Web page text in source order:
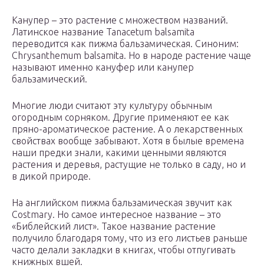
Канупер – это растение с множеством названий.
Латинское название Tanacetum balsamita
переводится как пижма бальзамическая. Синоним:
Chrysanthemum balsamita. Но в народе растение чаще
называют именно кануфер или канупер
бальзамический.
Многие люди считают эту культуру обычным
огородным сорняком. Другие применяют ее как
пряно-ароматическое растение. А о лекарственных
свойствах вообще забывают. Хотя в былые времена
наши предки знали, какими ценными являются
растения и деревья, растущие не только в саду, но и
в дикой природе.
На английском пижма бальзамическая звучит как
Costmary. Но самое интересное название – это
«Библейский лист». Такое название растение
получило благодаря тому, что из его листьев раньше
часто делали закладки в книгах, чтобы отпугивать
книжных вшей.